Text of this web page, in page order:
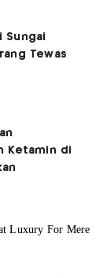
Sungai
Tewas
Ketamin di